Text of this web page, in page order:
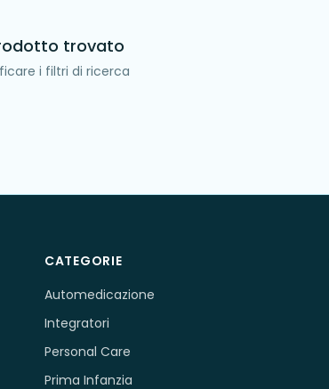
trovato
i filtri di ricerca
CATEGORIE
Automedicazione
Integratori
Personal Care
Prima Infanzia